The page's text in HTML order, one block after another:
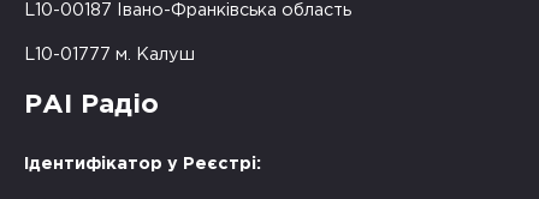
L10-00187 Івано-Франківська область
L10-01777 м. Калуш
РАІ Радіо
Ідентифікатор у Реєстрі: